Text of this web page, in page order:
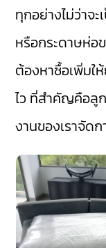
ทุกอย่างไม่ว่าจ
หรือกระดาษห่อ
ต้องหาซื้อเพิ่มใ
ไว ที่สำคัญคือลู
งานของเราจัด